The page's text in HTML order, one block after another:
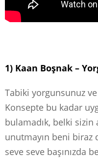
1) Kaan Boşnak –
Tabiki yorgunsunuz ve
Konsepte bu kadar
bulamadık, belki sizin
unutmayın beni biraz
seve seve başınızda